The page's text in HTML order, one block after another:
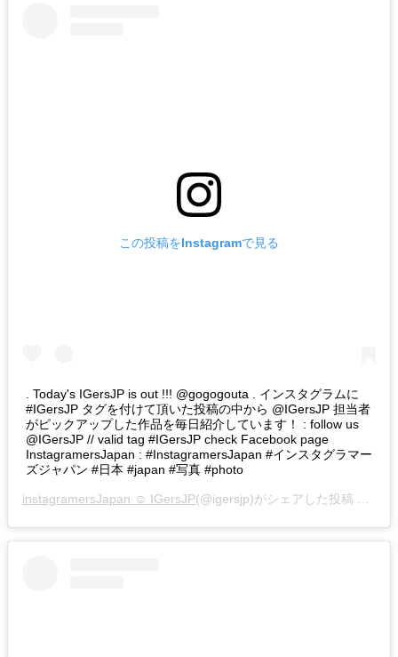
この投稿をInstagramで見る
. Today's IGersJP is out !!! @gogogouta . インスタグラムに
#IGersJP タグを付けて頂いた投稿の中から @IGersJP 担当者
がピックアップした作品を毎日紹介しています！ : follow us
@IGersJP // valid tag #IGersJP check Facebook page
InstagramersJapan : #InstagramersJapan #インスタグラマー
ズジャパン #日本 #japan #写真 #photo
instagramersJapan ☺︎ IGersJP(@igersjp)がシェアした投稿 –